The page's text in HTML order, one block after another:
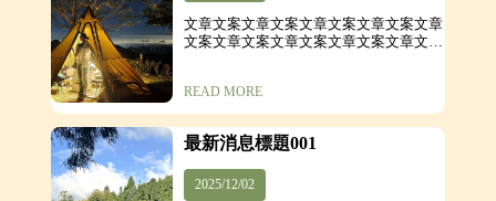
文章文案文章文案文章文案文章文案文章
文案文章文案文章文案文章文案文章文案
READ MORE
最新消息標題001
2025/12/02